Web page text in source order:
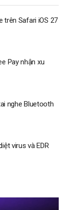
trên Safari iOS 27
Pay nhận xu
nghe Bluetooth
virus và EDR